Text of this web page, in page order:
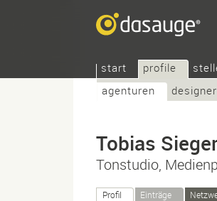
start
profile
agenturen
designer
Tobias
Tonstudio,
Profil Einträge